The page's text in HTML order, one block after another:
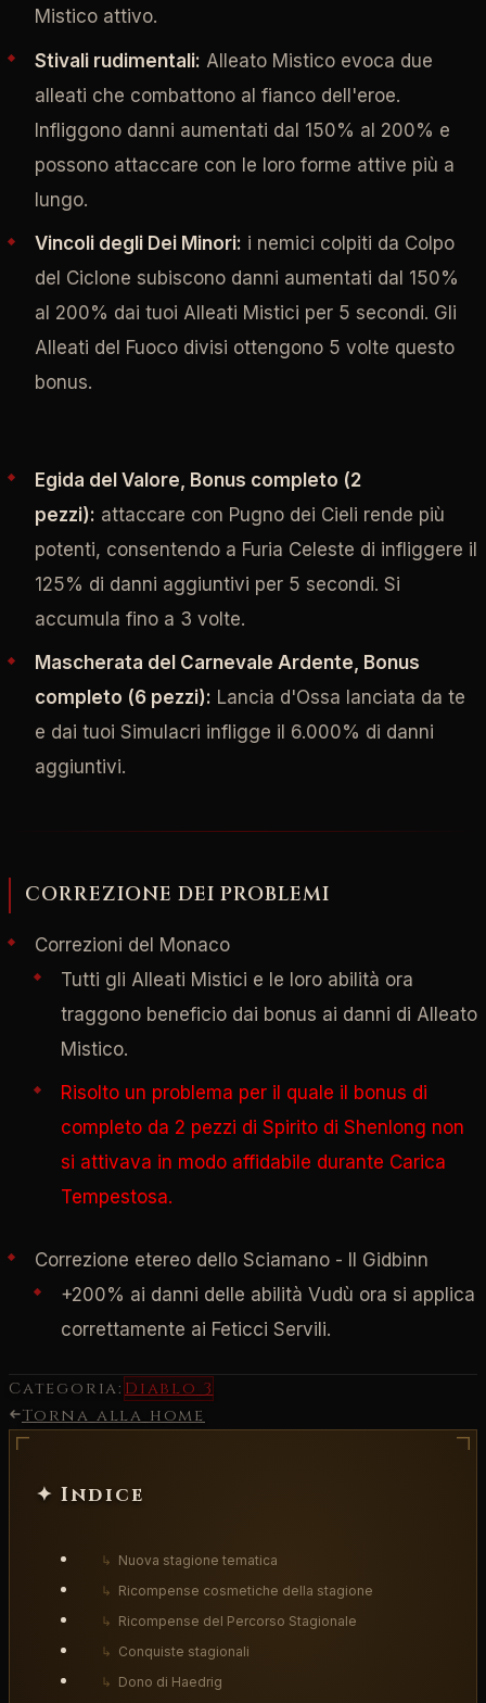
Mistico attivo.
Stivali rudimentali: Alleato Mistico evoca due
alleati che combattono al fianco dell'eroe.
Infliggono danni aumentati dal 150% al 200% e
possono attaccare con le loro forme attive più a
lungo.
Vincoli degli Dei Minori: i nemici colpiti da Colpo
del Ciclone subiscono danni aumentati dal 150%
al 200% dai tuoi Alleati Mistici per 5 secondi. Gli
Alleati del Fuoco divisi ottengono 5 volte questo
bonus.
Egida del Valore, Bonus completo (2
pezzi): attaccare con Pugno dei Cieli rende più
potenti, consentendo a Furia Celeste di infliggere il
125% di danni aggiuntivi per 5 secondi. Si
accumula fino a 3 volte.
Mascherata del Carnevale Ardente, Bonus
completo (6 pezzi): Lancia d'Ossa lanciata da te
e dai tuoi Simulacri infligge il 6.000% di danni
aggiuntivi.
CORREZIONE DEI PROBLEMI
Correzioni del Monaco
Tutti gli Alleati Mistici e le loro abilità ora
traggono beneficio dai bonus ai danni di Alleato
Mistico.
Risolto un problema per il quale il bonus di
completo da 2 pezzi di Spirito di Shenlong non
si attivava in modo affidabile durante Carica
Tempestosa.
Correzione etereo dello Sciamano - Il Gidbinn
+200% ai danni delle abilità Vudù ora si applica
correttamente ai Feticci Servili.
Categoria:Diablo 3
Torna alla home
✦ Indice
↳ Nuova stagione tematica
↳ Ricompense cosmetiche della stagione
↳ Ricompense del Percorso Stagionale
↳ Conquiste stagionali
↳ Dono di Haedrig